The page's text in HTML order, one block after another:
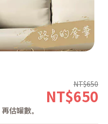
估罐數。
NT$650
NT$650